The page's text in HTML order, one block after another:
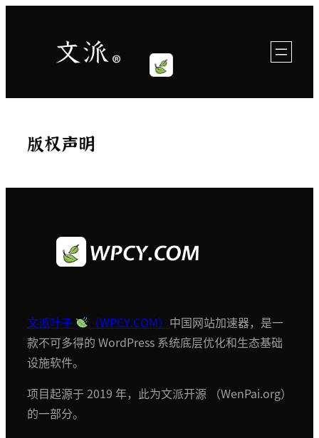
版权声明
文派叶子 （WPCY.COM） 中国网站加速器，是一
款不可多得的 WordPress 系统底层优化和生态基础
设施软件。
项目起源于 2019 年，此为文派开源 （WenPai.org）
的一部分。